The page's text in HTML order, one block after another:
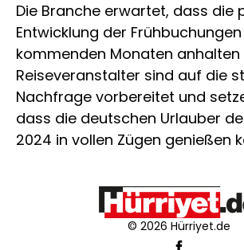
Die Branche erwartet, dass die
Entwicklung der
kommenden Monaten anhalten
Reiseveranstalter sind auf die
Nachfrage vorbereitet und
dass die deutschen Urlauber
2024 in vollen Zügen genießen
© 2026 Hürriyet.de